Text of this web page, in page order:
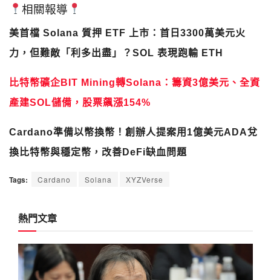
相關報導
美首檔 Solana 質押 ETF 上市：首日3300萬美元火
力，但難敵「利多出盡」？SOL 表現跑輸 ETH
比特幣礦企BIT Mining轉Solana：籌資3億美元、全資
產建SOL儲備，股票飆漲154%
Cardano準備以幣換幣！創辦人提案用1億美元ADA兌
換比特幣與穩定幣，改善DeFi缺血問題
Tags: Cardano Solana XYZVerse
熱門文章